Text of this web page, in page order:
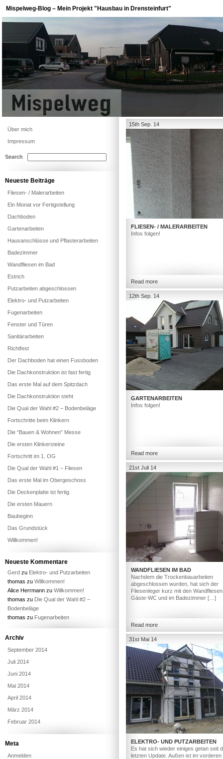
Mispelweg-Blog – Mein Projekt "Hausbau in Drensteinfurt"
15th Sep. 14
FLIESEN- / MALERARBEITEN
Infos folgen!
Read more
12th Sep. 14
GARTENARBEITEN
Infos folgen!
Read more
21st Juli 14
WANDFLIESEN IM BAD
Nachdem die Trockenbauarbeiten
abgeschlossen wurden, hat sich der
Fliesenleger kurz mit den
Gäste-WC und im Badezimmer […]
Read more
31st Mai 14
ELEKTRO- UND PUTZARBEITEN
Es hat sich wieder einiges getan seit
letzten Update. Außen ist im vorderen
Über mich
Impressum
Search
Neueste Beiträge
Fliesen- / Malerarbeiten
Ein Monat vor Fertigstellung
Dachboden
Gartenarbeiten
Hausanschlüsse und Pflasterarbeiten
Badezimmer
Wandfliesen im Bad
Estrich
Putzarbeiten abgeschlossen
Elektro- und Putzarbeiten
Fugenarbeiten
Fenster und Türen
Sanitärarbeiten
Richtfest
Der Dachboden hat einen Fussboden
Die Dachkonstruktion ist fast fertig
Das erste Mal auf dem Spitzdach
Die Dachkonstruktion steht
Die Qual der Wahl #2 – Bodenbeläge
Fortschritte beim Klinkern
Die “Bauen & Wohnen” Messe
Die ersten Klinkersteine
Fortschritt im 1. OG
Die Qual der Wahl #1 – Fliesen
Das erste Mal im Obergeschoss
Die Deckenplatte ist fertig
Die ersten Mauern
Baubeginn
Das Grundstück
Willkommen!
Neueste Kommentare
Gerd zu Elektro- und Putzarbeiten
thomas zu Willkommen!
Alice Herrmann zu Willkommen!
thomas zu Die Qual der Wahl #2 –
Bodenbeläge
thomas zu Fugenarbeiten
Archiv
September 2014
Juli 2014
Juni 2014
Mai 2014
April 2014
März 2014
Februar 2014
Meta
Anmelden